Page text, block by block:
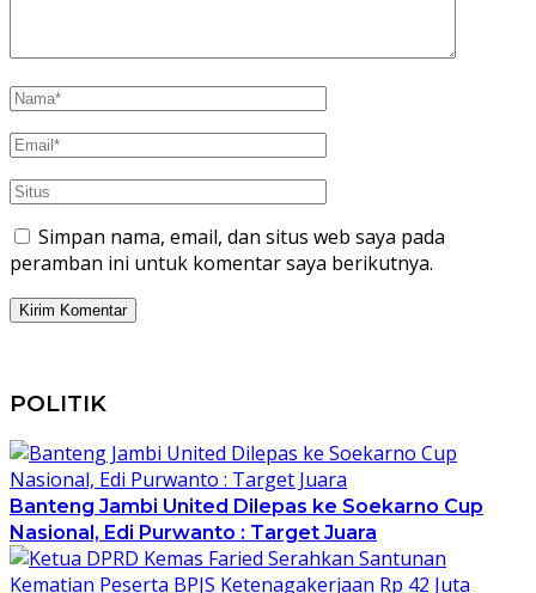
Simpan nama, email, dan situs web saya pada
peramban ini untuk komentar saya berikutnya.
POLITIK
Banteng Jambi United Dilepas ke Soekarno Cup
Nasional, Edi Purwanto : Target Juara